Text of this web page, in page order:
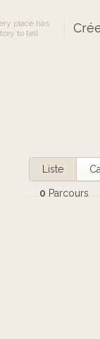
place has
to tell
Liste
0 Parcours